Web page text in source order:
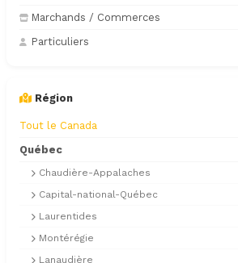
Marchands / Commerces
Particuliers
Région
Tout le Canada
Québec
Chaudière-Appalaches
Capital-national-Québec
Laurentides
Montérégie
Lanaudière